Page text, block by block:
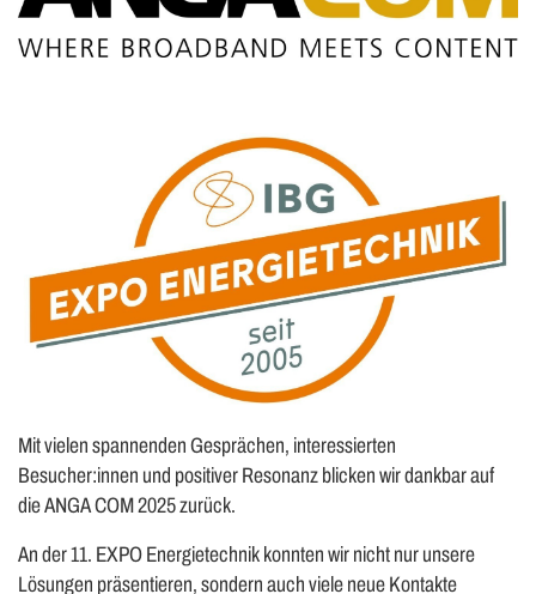
Mit vielen spannenden Gesprächen, interessierten
Besucher:innen und positiver Resonanz blicken wir dankbar auf
die ANGA COM 2025 zurück.
An der 11. EXPO Energietechnik konnten wir nicht nur unsere
Lösungen präsentieren, sondern auch viele neue Kontakte